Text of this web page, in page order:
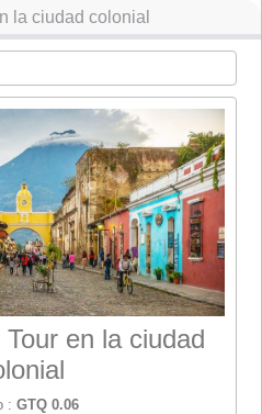
la ciudad colonial
en la ciudad
: GTQ 0.06